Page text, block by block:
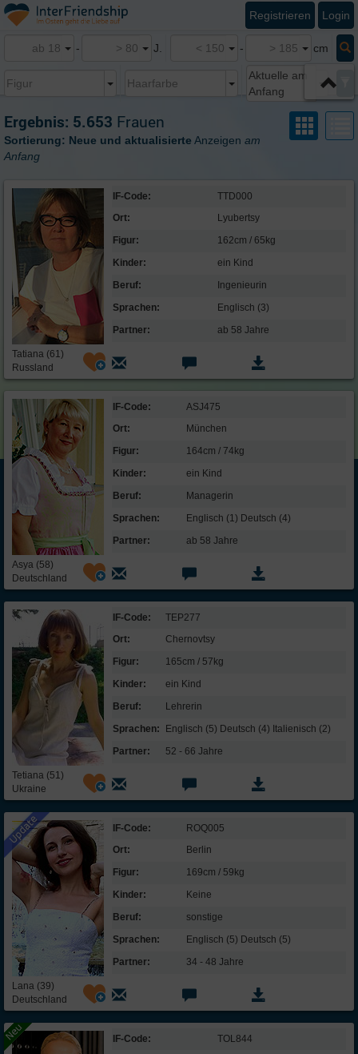
Ergebnis: 5.653 Frauen
Sortierung: Neue und aktualisierte Anzeigen am
Anfang
Tatiana (61)
Russland
IF-Code:
TTD000
Ort:
Lyubertsy
Figur:
162cm / 65kg
Kinder:
ein Kind
Beruf:
Ingenieurin
Sprachen:
Englisch (3)
Partner:
ab 58 Jahre
Asya (58)
Deutschland
IF-Code:
ASJ475
Ort:
München
Figur:
164cm / 74kg
Kinder:
ein Kind
Beruf:
Managerin
Sprachen:
Englisch (1) Deutsch (4)
Partner:
ab 58 Jahre
Tetiana (51)
Ukraine
IF-Code:
TEP277
Ort:
Chernovtsy
Figur:
165cm / 57kg
Kinder:
ein Kind
Beruf:
Lehrerin
Sprachen:
Englisch (5) Deutsch (4) Italienisch (2)
Partner:
52 - 66 Jahre
Lana (39)
Deutschland
IF-Code:
ROQ005
Ort:
Berlin
Figur:
169cm / 59kg
Kinder:
Keine
Beruf:
sonstige
Sprachen:
Englisch (5) Deutsch (5)
Partner:
34 - 48 Jahre
IF-Code:
TOL844
- J. - cm
Aktuelle am
Anfang
Registrieren Login